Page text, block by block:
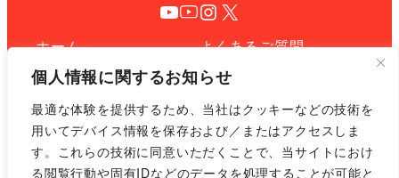
個人情報に関するお知らせ
最適な体験を提供するため、当社はクッキーなどの技術を
用いてデバイス情報を保存および／またはアクセスしま
す。これらの技術に同意いただくことで、当サイトにおけ
る閲覧行動や固有IDなどのデータを処理することが可能と
YouTube YouTube Instagram X
ホーム
事業紹介
企業情報
お知らせ
よくあるご質問
お問い合わせ
プライバシーポリシー
サイトマップ